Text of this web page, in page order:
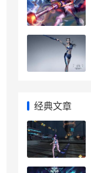
经典文章